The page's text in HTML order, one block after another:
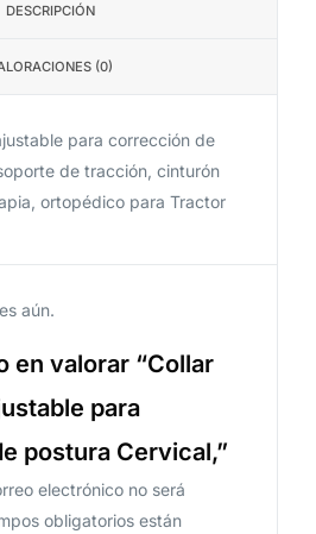
DESCRIPCIÓN
(0)
para corrección de
de tracción, cinturón
ortopédico para Tractor
aún.
en valorar “Collar
para
postura Cervical,”
electrónico no será
obligatorios están